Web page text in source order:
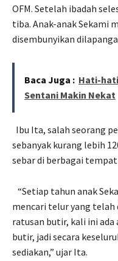
OFM. Setelah ibadah
tiba. Anak-anak Sekami
disembunyikan
Baca Juga : Hati-
Sentani Makin Nekat
Ibu Ita, salah seorang
sebanyak kurang lebih
sebar di berbagai
“Setiap tahun anak
mencari telur yang
ratusan butir, kali ini ada
butir, jadi secara
sediakan,” ujar Ita.